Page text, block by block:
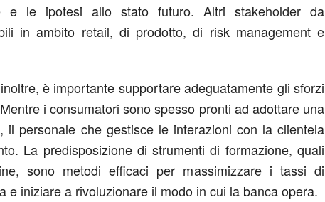
e le ipotesi allo stato futuro. Altri stakeholder da
in ambito retail, di prodotto, di risk management e
è importante supportare adeguatamente gli sforzi
i consumatori sono spesso pronti ad adottare una
il personale che gestisce le interazioni con la clientela
La predisposizione di strumenti di formazione, quali
sono metodi efficaci per massimizzare i tassi di
e iniziare a rivoluzionare il modo in cui la banca opera.